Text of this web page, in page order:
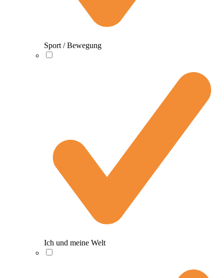
Sport / Bewegung
Ich und meine Welt